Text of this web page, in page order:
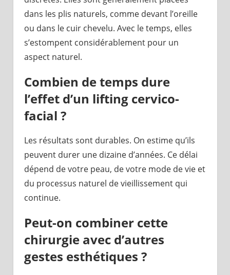
dans les plis naturels, comme devant l’oreille
ou dans le cuir chevelu. Avec le temps, elles
s’estompent considérablement pour un
aspect naturel.
Combien de temps dure
l’effet d’un lifting cervico-
facial ?
Les résultats sont durables. On estime qu’ils
peuvent durer une dizaine d’années. Ce délai
dépend de votre peau, de votre mode de vie et
du processus naturel de vieillissement qui
continue.
Peut-on combiner cette
chirurgie avec d’autres
gestes esthétiques ?